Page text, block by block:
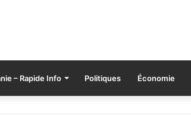
– Rapide Info Politiques Économie